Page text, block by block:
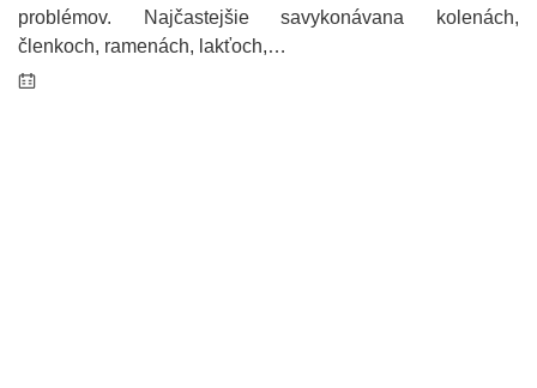
problémov. Najčastejšie savykonávana kolenách,
členkoch, ramenách, lakťoch,…